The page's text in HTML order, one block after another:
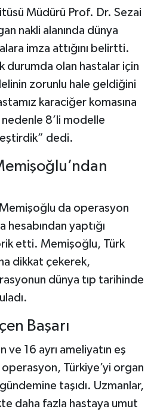
Müdürü Prof. Dr. Sezai
nakli alanında dünya
imza attığını belirtti.
durumda olan hastalar için
zorunlu hale geldiğini
karaciğer komasına
8’li modelle
dedi.
Memişoğlu da operasyon
hesabından yaptığı
etti. Memişoğlu, Türk
dikkat çekerek,
dünya tıp tarihinde
Başarı
ve 16 ayrı ameliyatın eş
Türkiye’yi organ
taşıdı. Uzmanlar,
daha fazla hastaya umut